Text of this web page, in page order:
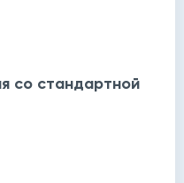
со стандартной